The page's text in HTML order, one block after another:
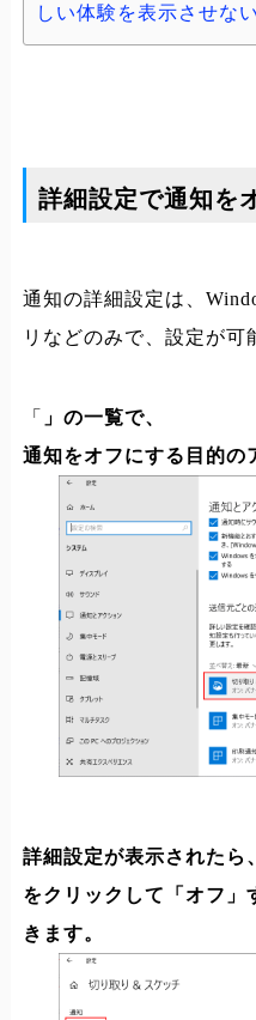
しい体験を表示させない
詳細設定で通知を
通知の詳細設定は、
リなどのみで、設定が可
「
」の一覧で、
通知をオフにする目的の
詳細設定が表示されたら
をクリックして「オフ」
きます。